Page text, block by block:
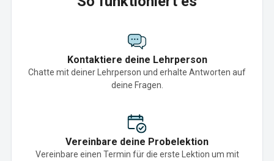
Kontaktiere deine Lehrperson
Chatte mit deiner Lehrperson und erhalte Antworten auf
deine Fragen.
Vereinbare deine Probelektion
Vereinbare einen Termin für die erste Lektion um mit